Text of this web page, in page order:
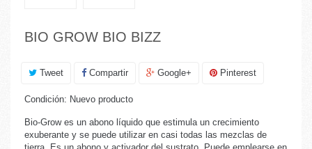
BIO GROW BIO BIZZ
Tweet Compartir Google+ Pinterest
Condición: Nuevo producto
Bio-Grow es un abono líquido que estimula un crecimiento
exuberante y se puede utilizar en casi todas las mezclas de